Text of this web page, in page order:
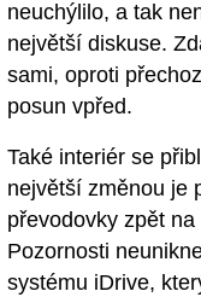
neuchýlilo, a tak
největší diskuse.
sami, oproti
posun vpřed.
Také interiér se
největší změnou je
převodovky zpět
Pozornosti
systému iDrive,